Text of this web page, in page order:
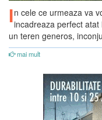
In cele ce urmeaza va
incadreaza perfect
un teren generos,
mai mult